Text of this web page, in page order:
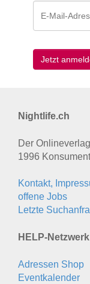
Nightlife.ch
Der
1996
Kontakt,
offene Jobs
Letzte
HELP-Netzwerk
Adressen Shop
Eventkalender